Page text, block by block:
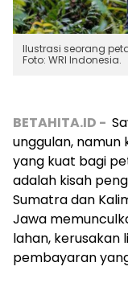
Ilustrasi seorang
Foto: WRI Indonesia.
BETAHITA.ID -
unggulan, namun
yang kuat bagi
adalah kisah
Sumatra dan
Jawa
lahan, kerusakan
pembayaran